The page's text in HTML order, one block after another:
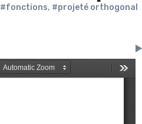
#fonctions, #projeté orthogonal